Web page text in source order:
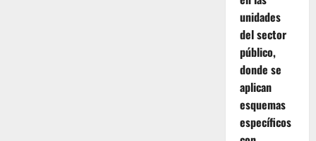
unidades
del sector
público,
donde se
aplican
esquemas
específicos